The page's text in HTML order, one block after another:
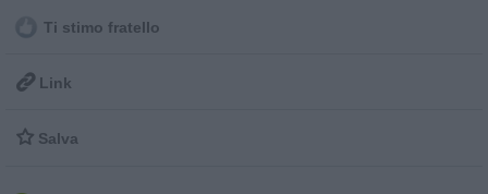
Ti stimo fratello
 Link
 Salva